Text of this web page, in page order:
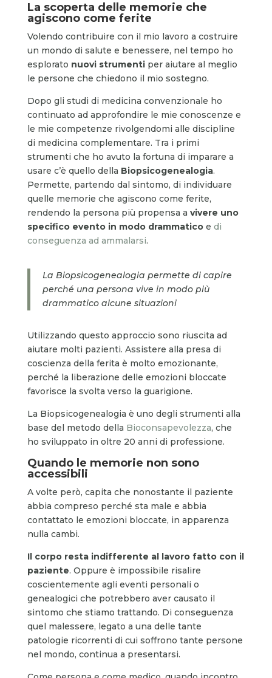
La scoperta delle memorie che
agiscono come ferite
Volendo contribuire con il mio lavoro a costruire
un mondo di salute e benessere, nel tempo ho
esplorato nuovi strumenti per aiutare al meglio
le persone che chiedono il mio sostegno.
Dopo gli studi di medicina convenzionale ho
continuato ad approfondire le mie conoscenze e
le mie competenze rivolgendomi alle discipline
di medicina complementare. Tra i primi
strumenti che ho avuto la fortuna di imparare a
usare c’è quello della Biopsicogenealogia.
Permette, partendo dal sintomo, di individuare
quelle memorie che agiscono come ferite,
rendendo la persona più propensa a vivere uno
specifico evento in modo drammatico e di
conseguenza ad ammalarsi.
La Biopsicogenealogia permette di capire
perché una persona vive in modo più
drammatico alcune situazioni
Utilizzando questo approccio sono riuscita ad
aiutare molti pazienti. Assistere alla presa di
coscienza della ferita è molto emozionante,
perché la liberazione delle emozioni bloccate
favorisce la svolta verso la guarigione.
La Biopsicogenealogia è uno degli strumenti alla
base del metodo della Bioconsapevolezza, che
ho sviluppato in oltre 20 anni di professione.
Quando le memorie non sono
accessibili
A volte però, capita che nonostante il paziente
abbia compreso perché sta male e abbia
contattato le emozioni bloccate, in apparenza
nulla cambi.
Il corpo resta indifferente al lavoro fatto con il
paziente. Oppure è impossibile risalire
coscientemente agli eventi personali o
genealogici che potrebbero aver causato il
sintomo che stiamo trattando. Di conseguenza
quel malessere, legato a una delle tante
patologie ricorrenti di cui soffrono tante persone
nel mondo, continua a presentarsi.